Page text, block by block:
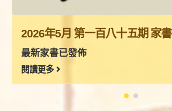
2026年3月 第一百八十四期 家書
最新家書已發佈
閱讀更多